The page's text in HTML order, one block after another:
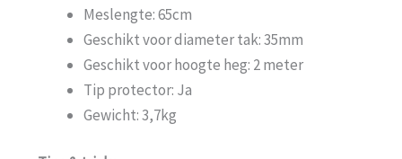
Meslengte: 65cm
Geschikt voor diameter tak: 35mm
Geschikt voor hoogte heg: 2 meter
Tip protector: Ja
Gewicht: 3,7kg